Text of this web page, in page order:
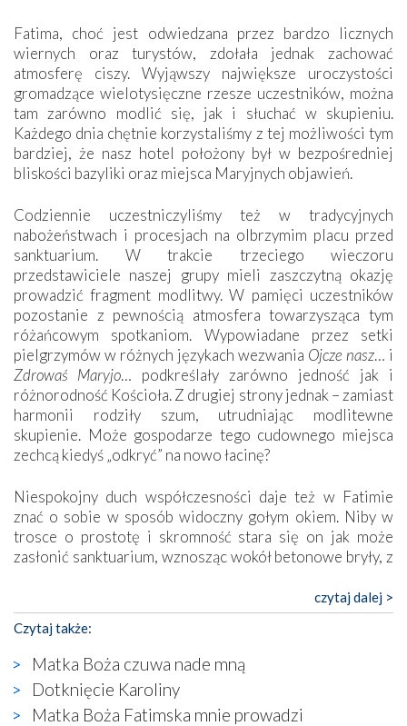
Fatima, choć jest odwiedzana przez bardzo licznych
wiernych oraz turystów, zdołała jednak zachować
atmosferę ciszy. Wyjąwszy największe uroczystości
gromadzące wielotysięczne rzesze uczestników, można
tam zarówno modlić się, jak i słuchać w skupieniu.
Każdego dnia chętnie korzystaliśmy z tej możliwości tym
bardziej, że nasz hotel położony był w bezpośredniej
bliskości bazyliki oraz miejsca Maryjnych objawień.
Codziennie uczestniczyliśmy też w tradycyjnych
nabożeństwach i procesjach na olbrzymim placu przed
sanktuarium. W trakcie trzeciego wieczoru
przedstawiciele naszej grupy mieli zaszczytną okazję
prowadzić fragment modlitwy. W pamięci uczestników
pozostanie z pewnością atmosfera towarzysząca tym
różańcowym spotkaniom. Wypowiadane przez setki
pielgrzymów w różnych językach wezwania Ojcze nasz… i
Zdrowaś Maryjo… podkreślały zarówno jedność jak i
różnorodność Kościoła. Z drugiej strony jednak – zamiast
harmonii rodziły szum, utrudniając modlitewne
skupienie. Może gospodarze tego cudownego miejsca
zechcą kiedyś „odkryć” na nowo łacinę?
Niespokojny duch współczesności daje też w Fatimie
znać o sobie w sposób widoczny gołym okiem. Niby w
trosce o prostotę i skromność stara się on jak może
zasłonić sanktuarium, wznosząc wokół betonowe bryły, z
katolickiego kultu. Tylko co wspólnego z żywą,
autentyczną wiarą mogą mieć płaskie, szare bunkry albo
kaplice, w których Tabernakulum przypomina bardziej
skrzynkę na narzędzia? Albo co powiedzieć o ustawionym
tuż przy nowej bazylice wielkim krzyżu, na którym
zamiast Chrystusa umieszczono dziwaczną postać jakby
wyjętą ze starożytnych hieroglifów? W kulturowym
czytaj dalej >
Czytaj także:
Matka Boża czuwa nade mną
Dotknięcie Karoliny
Matka Boża Fatimska mnie prowadzi